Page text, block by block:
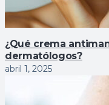
¿Qué crema
dermatólogos?
abril 1, 2025